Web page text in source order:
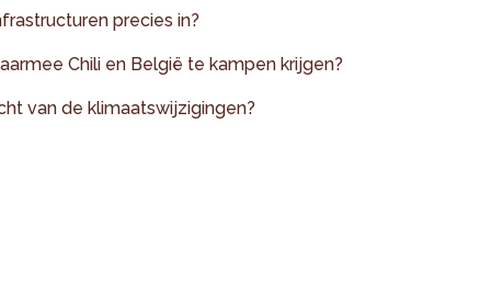
precies in?
Chili en België te kampen krijgen?
van de klimaatswijzigingen?